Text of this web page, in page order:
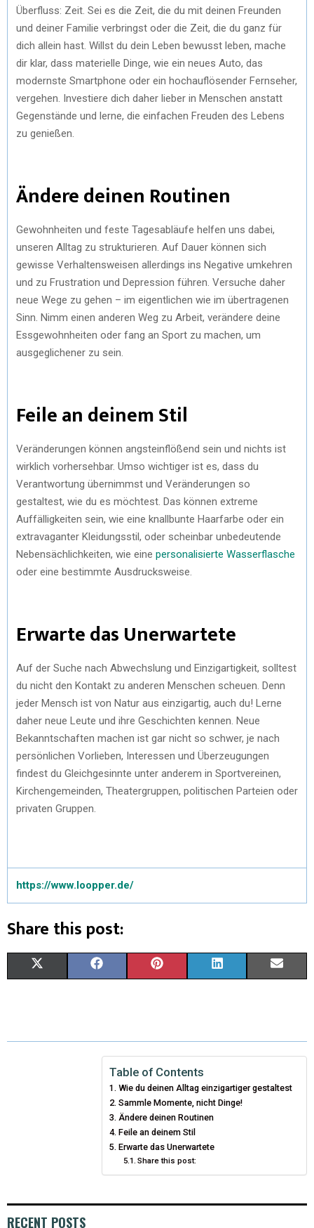
Überfluss: Zeit. Sei es die Zeit, die du mit deinen Freunden
und deiner Familie verbringst oder die Zeit, die du ganz für
dich allein hast. Willst du dein Leben bewusst leben, mache
dir klar, dass materielle Dinge, wie ein neues Auto, das
modernste Smartphone oder ein hochauflösender Fernseher,
vergehen. Investiere dich daher lieber in Menschen anstatt
Gegenstände und lerne, die einfachen Freuden des Lebens
zu genießen.
Ändere deinen Routinen
Gewohnheiten und feste Tagesabläufe helfen uns dabei,
unseren Alltag zu strukturieren. Auf Dauer können sich
gewisse Verhaltensweisen allerdings ins Negative umkehren
und zu Frustration und Depression führen. Versuche daher
neue Wege zu gehen – im eigentlichen wie im übertragenen
Sinn. Nimm einen anderen Weg zu Arbeit, verändere deine
Essgewohnheiten oder fang an Sport zu machen, um
ausgeglichener zu sein.
Feile an deinem Stil
Veränderungen können angsteinflößend sein und nichts ist
wirklich vorhersehbar. Umso wichtiger ist es, dass du
Verantwortung übernimmst und Veränderungen so
gestaltest, wie du es möchtest. Das können extreme
Auffälligkeiten sein, wie eine knallbunte Haarfarbe oder ein
extravaganter Kleidungsstil, oder scheinbar unbedeutende
Nebensächlichkeiten, wie eine personalisierte Wasserflasche
oder eine bestimmte Ausdrucksweise.
Erwarte das Unerwartete
Auf der Suche nach Abwechslung und Einzigartigkeit, solltest
du nicht den Kontakt zu anderen Menschen scheuen. Denn
jeder Mensch ist von Natur aus einzigartig, auch du! Lerne
daher neue Leute und ihre Geschichten kennen. Neue
Bekanntschaften machen ist gar nicht so schwer, je nach
persönlichen Vorlieben, Interessen und Überzeugungen
findest du Gleichgesinnte unter anderem in Sportvereinen,
Kirchengemeinden, Theatergruppen, politischen Parteien oder
privaten Gruppen.
https://www.loopper.de/
Share this post:
W E
B
O
O
K
T
R
E
S
K
D
I
Table of Contents
Wie du deinen Alltag einzigartiger gestaltest
Sammle Momente, nicht Dinge!
Ändere deinen Routinen
Feile an deinem Stil
Erwarte das Unerwartete
Share this post:
RECENT POSTS